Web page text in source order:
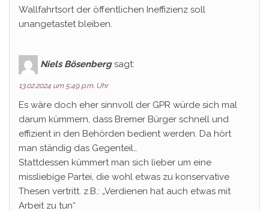
Wallfahrtsort der öffentlichen Ineffizienz soll
unangetastet bleiben.
Niels Bösenberg sagt:
13.02.2024 um 5:49 p.m. Uhr
Es wäre doch eher sinnvoll der GPR würde sich mal
darum kümmern, dass Bremer Bürger schnell und
effizient in den Behörden bedient werden. Da hört
man ständig das Gegenteil…
Stattdessen kümmert man sich lieber um eine
missliebige Partei, die wohl etwas zu konservative
Thesen vertritt. z.B.: „Verdienen hat auch etwas mit
Arbeit zu tun“